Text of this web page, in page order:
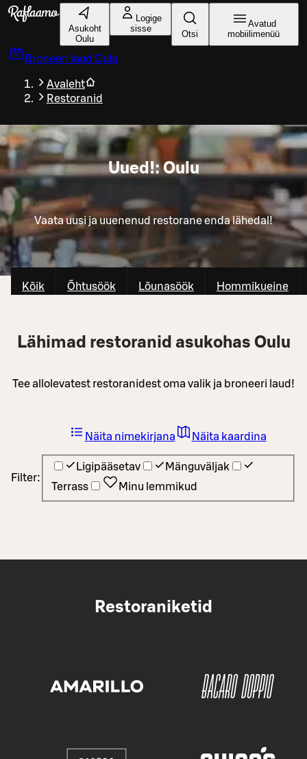
Liigu peamise sisu juurde
Asukoht
Oulu
Logige
sisse
Otsi
Avatud
mobiilimenüü
Broneeri laud Oulu
Avaleht
Restoranid
Uued!: Oulu
Vaata uusi ja uuenenud restorane enda lähedal!
Kõik Õhtusöök Lõunasöök Hommikueine
Lähimad restoranid asukohas Oulu
Tee allolevatest restoranidest oma valik ja broneeri laud!
Filter:
Ligipääsetav
Mänguväljak
Terrass
Minu lemmikud
Näita nimekirjana Näita kaardina
Restoraniketid